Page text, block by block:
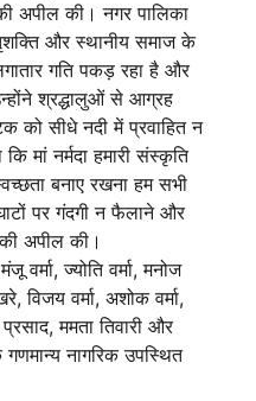
अपील की। नगर पालिका
और स्थानीय समाज के
गति पकड़ रहा है और
श्रद्धालुओं से आग्रह
को सीधे नदी में प्रवाहित न
मां नर्मदा हमारी संस्कृति
बनाए रखना हम सभी
पर गंदगी न फैलाने और
अपील की।
वर्मा, ज्योति वर्मा, मनोज
विजय वर्मा, अशोक वर्मा,
प्रसाद, ममता तिवारी और
नागरिक उपस्थित